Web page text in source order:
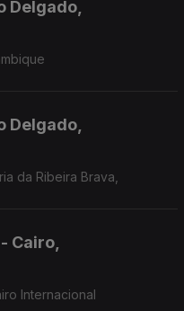
Delgado,
Delgado,
da Ribeira Brava,
Cairo,
Internacional